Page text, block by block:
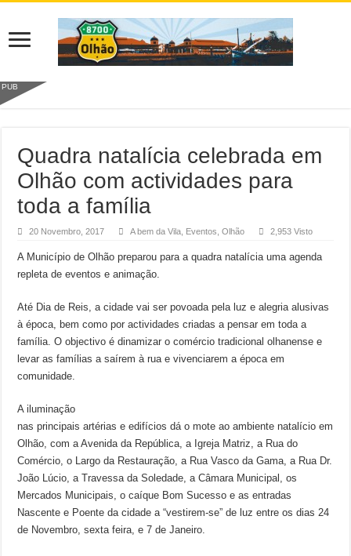
PUB
Quadra natalícia celebrada em
Olhão com actividades para
toda a família
20 Novembro, 2017 A bem da Vila Eventos ,Olhão 2,953 Visto
A Município de Olhão preparou para a quadra natalícia uma agenda
repleta de eventos e animação.
Até Dia de Reis, a cidade vai ser povoada pela luz e alegria alusivas
à época, bem como por actividades criadas a pensar em toda a
família. O objectivo é dinamizar o comércio tradicional olhanense e
levar as famílias a saírem à rua e vivenciarem a época em
comunidade.
A iluminação
nas principais artérias e edifícios dá o mote ao ambiente natalício em
Olhão, com a Avenida da República, a Igreja Matriz, a Rua do
Comércio, o Largo da Restauração, a Rua Vasco da Gama, a Rua Dr.
João Lúcio, a Travessa da Soledade, a Câmara Municipal, os
Mercados Municipais, o caíque Bom Sucesso e as entradas
Nascente e Poente da cidade a “vestirem-se” de luz entre os dias 24
de Novembro, sexta feira, e 7 de Janeiro.